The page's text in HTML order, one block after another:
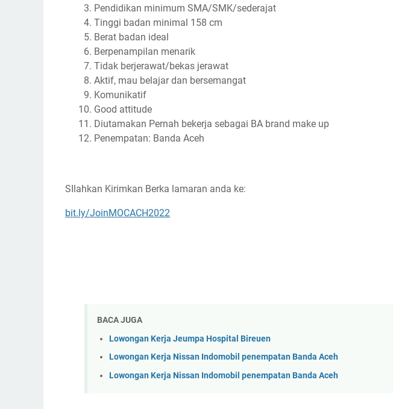
Pendidikan minimum SMA/SMK/sederajat
Tinggi badan minimal 158 cm
Berat badan ideal
Berpenampilan menarik
Tidak berjerawat/bekas jerawat
Aktif, mau belajar dan bersemangat
Komunikatif
Good attitude
Diutamakan Pernah bekerja sebagai BA brand make up
Penempatan: Banda Aceh
SIlahkan Kirimkan Berka lamaran anda ke:
bit.ly/JoinMOCACH2022
BACA JUGA
Lowongan Kerja Jeumpa Hospital Bireuen
Lowongan Kerja Nissan Indomobil penempatan Banda Aceh
Lowongan Kerja Nissan Indomobil penempatan Banda Aceh